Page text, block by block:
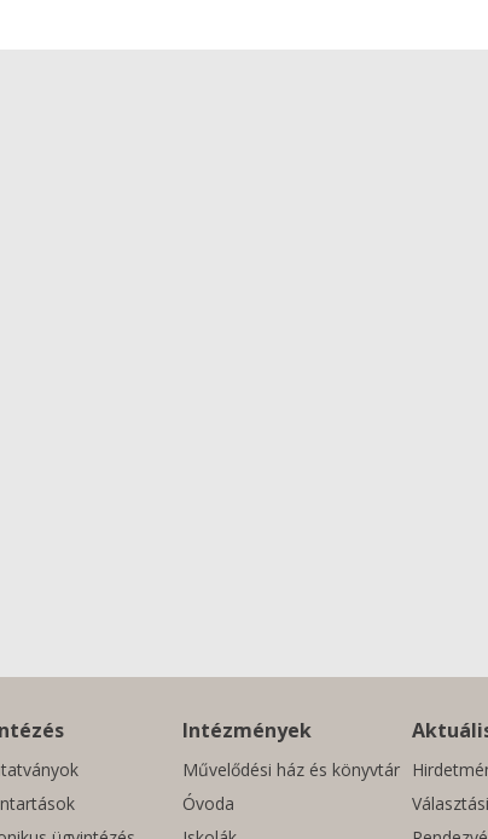
Intézmények
Művelődési ház és könyvtár
Óvoda